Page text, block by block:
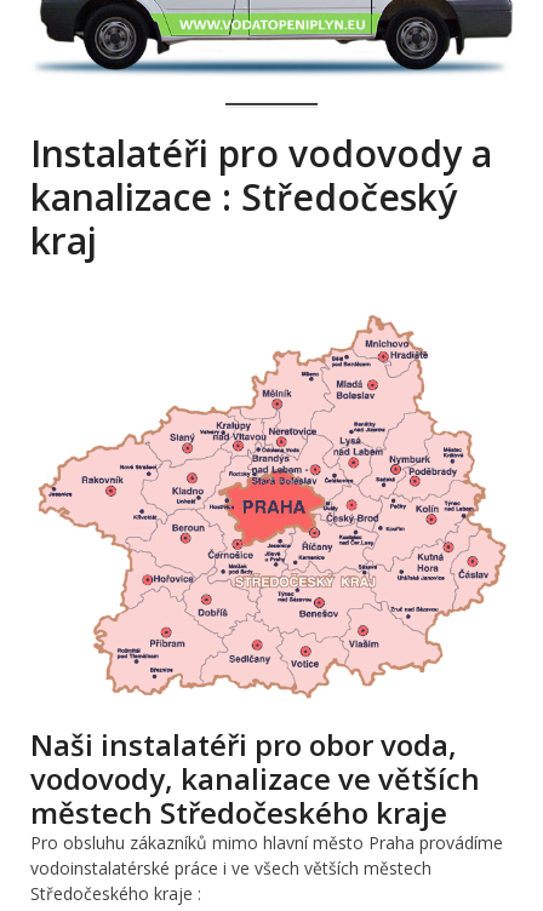
Instalatéři pro vodovody a
kanalizace : Středočeský
kraj
Naši instalatéři pro obor voda,
vodovody, kanalizace ve větších
městech Středočeského kraje
Pro obsluhu zákazníků mimo hlavní město Praha provádíme
vodoinstalatérské práce i ve všech větších městech
Středočeského kraje :